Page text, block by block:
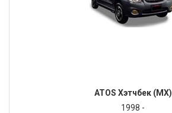
ATOS Хэтчбек (MX)
1998 -